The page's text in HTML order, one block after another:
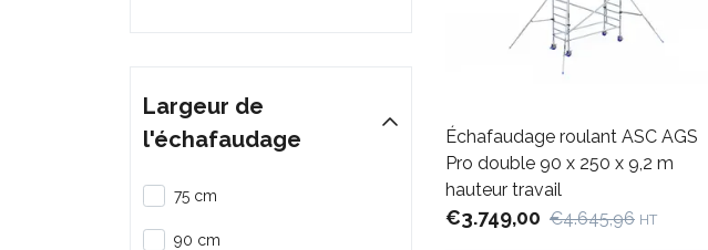
Échafaudage roulant ASC AGS
Pro double 90 x 250 x 9,2 m
hauteur travail
€3.749,00 €4.645,96 HT
Largeur de
l'échafaudage
75 cm
90 cm